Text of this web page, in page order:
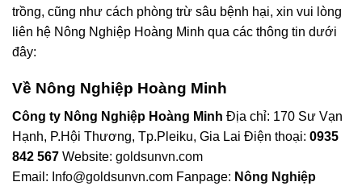
trồng, cũng như cách phòng trừ sâu bệnh hại, xin vui lòng
liên hệ Nông Nghiệp Hoàng Minh qua các thông tin dưới
đây:
Về Nông Nghiệp Hoàng Minh
Công ty Nông Nghiệp Hoàng Minh Địa chỉ: 170 Sư Vạn
Hạnh, P.Hội Thương, Tp.Pleiku, Gia Lai Điện thoại: 0935
842 567 Website: goldsunvn.com
Email: Info@goldsunvn.com Fanpage: Nông Nghiệp